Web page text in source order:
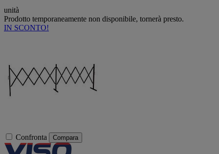
unità
Prodotto temporaneamente non disponibile, tornerà presto.
IN SCONTO!
Confronta Compara